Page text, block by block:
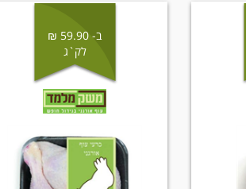
ב- 59.90 ₪
לק`ג